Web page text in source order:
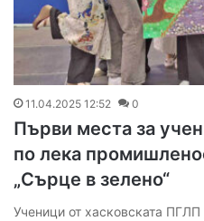
11.04.2025 12:52 0
Първи места за
по лека
„Сърце в зелено“
Ученици от хасковската ПГЛП